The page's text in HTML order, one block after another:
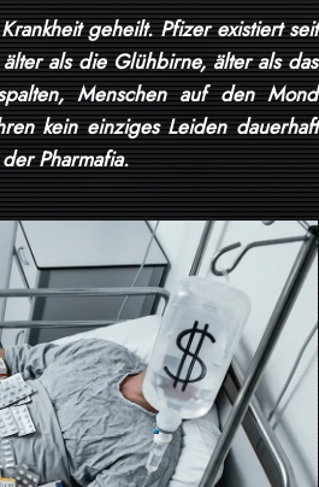
geheilt. Pfizer existiert seit
als die Glühbirne, älter als das
Menschen auf den Mond
kein einziges Leiden dauerhaft
Pharmafia.